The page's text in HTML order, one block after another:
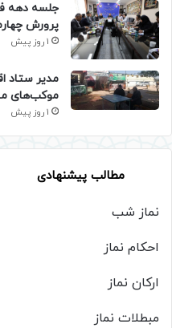
جلسه دهه
پرورش
1 روز پیش
مدیر ستاد
موکب‌های
1 روز پیش
مطالب پیشنهادی
نماز شب
احکام نماز
ارکان نماز
مبطلات نماز